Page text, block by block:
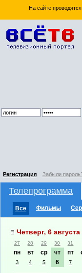
На сайте
Регистрация Забыли
Телепрограмма
Все Фильмы
Четверг, 6 августа
27 28 29 30 31
пн вт ср чт пт
3 4 5 6 7